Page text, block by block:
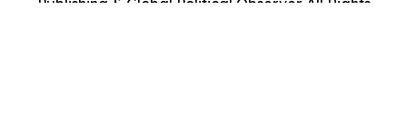
Publishing & Global Political Observer. All Rights